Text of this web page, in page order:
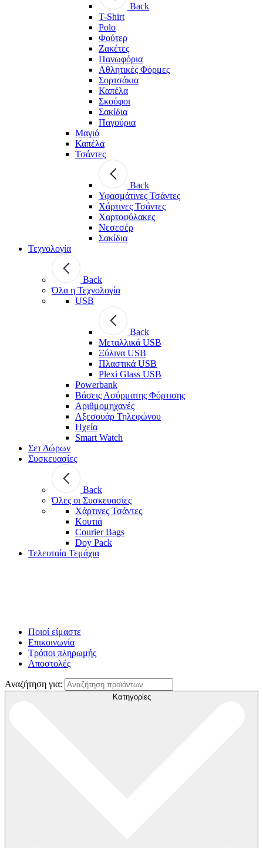
Back
T-Shirt
Polo
Φούτερ
Ζακέτες
Πανωφόρια
Αθλητικές Φόρμες
Σορτσάκια
Καπέλα
Σκούφοι
Σακίδια
Παγούρια
Μαγιό
Καπέλα
Τσάντες
Back
Υφασμάτινες Τσάντες
Χάρτινες Τσάντες
Χαρτοφύλακες
Νεσεσέρ
Σακίδια
Τεχνολογία
Back
Όλα η Τεχνολογία
USB
Back
Μεταλλικά USB
Ξύλινα USB
Πλαστικά USB
Plexi Glass USB
Powerbank
Βάσεις Ασύρματης Φόρτισης
Αριθμομηχανές
Αξεσουάρ Τηλεφώνου
Ηχεία
Smart Watch
Σετ Δώρων
Συσκευασίες
Back
Όλες οι Συσκευασίες
Χάρτινες Τσάντες
Κουτιά
Courier Bags
Doy Pack
Τελευταία Τεμάχια
Ποιοί είμαστε
Επικοινωνία
Τρόποι πληρωμής
Αποστολές
Αναζήτηση για:
Κατηγορίες